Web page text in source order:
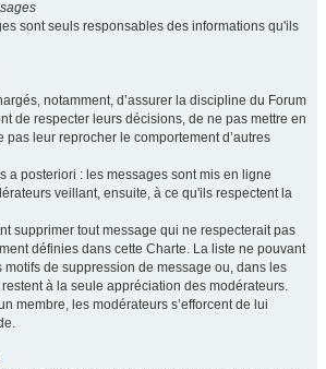
sont seuls responsables des informations qu'ils
notamment, d’assurer la discipline du Forum
de respecter leurs décisions, de ne pas mettre en
pas leur reprocher le comportement d’autres
a posteriori : les messages sont mis en ligne
veillant, ensuite, à ce qu'ils respectent la
supprimer tout message qui ne respecterait pas
définies dans cette Charte. La liste ne pouvant
motifs de suppression de message ou, dans les
à la seule appréciation des modérateurs.
membre, les modérateurs s’efforcent de lui